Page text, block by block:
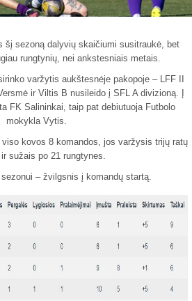
VRFS Futsal
Aukštaitijos
senjorų
čempionatas
Euro2016
šį sezoną dalyvių skaičiumi susitraukė, bet
rungtynių, nei ankstesniais metais.
varžytis aukštesnėje pakopoje – LFF II
ir Viltis B nusileido į SFL A divizioną. Į
FK Salininkai, taip pat debiutuoja Futbolo
mokykla Vytis.
kovos 8 komandos, jos varžysis trijų ratų
sužais po 21 rungtynes.
– žvilgsnis į komandų startą.